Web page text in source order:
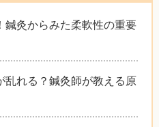
鍼灸からみた柔軟性の重要
乱れる？鍼灸師が教える原